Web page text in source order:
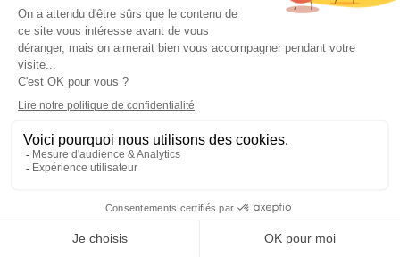
Véhicules neufs en Martinique
Véhicules d’occasion en Martinique
Nos marques en Martinique
Magazine
Moto
Sport mécanique